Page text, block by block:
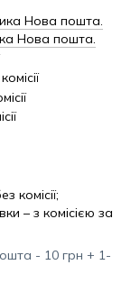
Нова пошта.
Нова пошта.
комісії;
– з комісією за
- 10 грн + 1-